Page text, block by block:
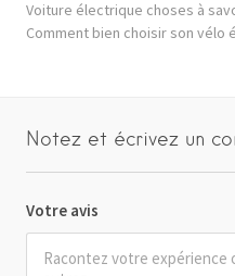
Voiture électrique choses à
Comment bien choisir son vélo
Notez et écrivez un
Votre avis